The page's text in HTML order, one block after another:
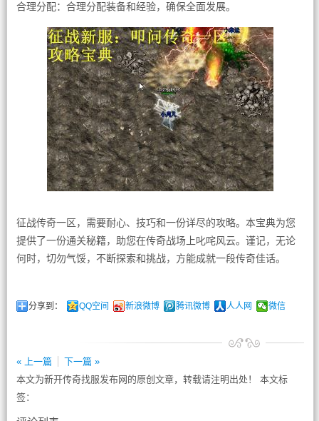
合理分配：合理分配装备和经验，确保全面发展。
征战传奇一区，需要耐心、技巧和一份详尽的攻略。本宝典为您
提供了一份通关秘籍，助您在传奇战场上叱咤风云。谨记，无论
何时，切勿气馁，不断探索和挑战，方能成就一段传奇佳话。
分享到： QQ空间 新浪微博 腾讯微博 人人网 微信
« 上一篇
下一篇 »
本文为新开传奇找服发布网的原创文章，转载请注明出处！ 本文标
签：